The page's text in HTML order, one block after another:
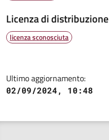
Licenza di distribuzione
licenza sconosciuta
Ultimo aggiornamento:
02/09/2024, 10:48